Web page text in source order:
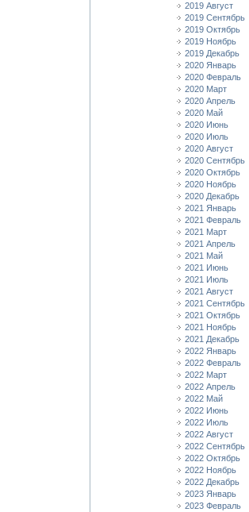
2019 Август
2019 Сентябрь
2019 Октябрь
2019 Ноябрь
2019 Декабрь
2020 Январь
2020 Февраль
2020 Март
2020 Апрель
2020 Май
2020 Июнь
2020 Июль
2020 Август
2020 Сентябрь
2020 Октябрь
2020 Ноябрь
2020 Декабрь
2021 Январь
2021 Февраль
2021 Март
2021 Апрель
2021 Май
2021 Июнь
2021 Июль
2021 Август
2021 Сентябрь
2021 Октябрь
2021 Ноябрь
2021 Декабрь
2022 Январь
2022 Февраль
2022 Март
2022 Апрель
2022 Май
2022 Июнь
2022 Июль
2022 Август
2022 Сентябрь
2022 Октябрь
2022 Ноябрь
2022 Декабрь
2023 Январь
2023 Февраль